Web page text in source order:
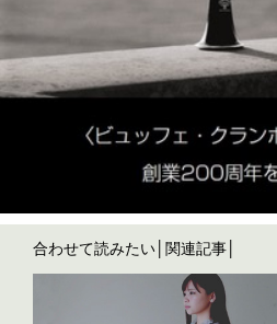
合わせて読みたい│関連記事│